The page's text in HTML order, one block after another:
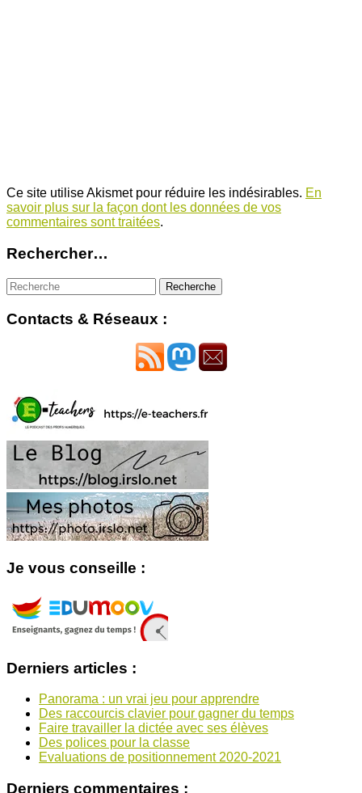
Ce site utilise Akismet pour réduire les indésirables. En
savoir plus sur la façon dont les données de vos
commentaires sont traitées.
Rechercher…
Contacts & Réseaux :
Je vous conseille :
Derniers articles :
Panorama : un vrai jeu pour apprendre
Des raccourcis clavier pour gagner du temps
Faire travailler la dictée avec ses élèves
Des polices pour la classe
Evaluations de positionnement 2020-2021
Derniers commentaires :